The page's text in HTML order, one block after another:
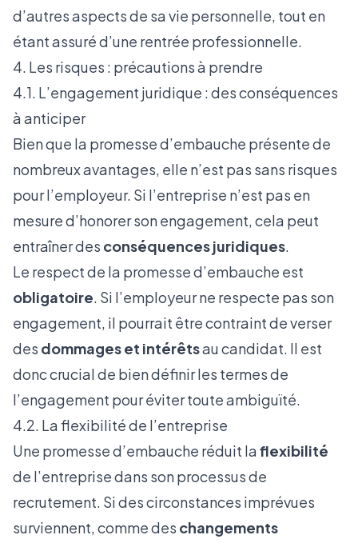
d’autres aspects de sa vie personnelle, tout en
étant assuré d’une rentrée professionnelle.
4. Les risques : précautions à prendre
4.1. L’engagement juridique : des conséquences
à anticiper
Bien que la promesse d’embauche présente de
nombreux avantages, elle n’est pas sans risques
pour l’employeur. Si l’entreprise n’est pas en
mesure d’honorer son engagement, cela peut
entraîner des conséquences juridiques.
Le respect de la promesse d’embauche est
obligatoire. Si l’employeur ne respecte pas son
engagement, il pourrait être contraint de verser
des dommages et intérêtsau candidat. Il est
donc crucial de bien définir les termes de
l’engagement pour éviter toute ambiguïté.
4.2. La flexibilité de l’entreprise
Une promesse d’embauche réduit laflexibilité
de l’entreprise dans son processus de
recrutement. Si des circonstances imprévues
surviennent, comme des changements